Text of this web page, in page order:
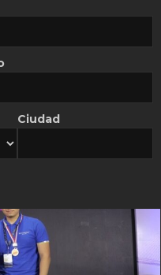
Libre por costos
2026
Ciudad